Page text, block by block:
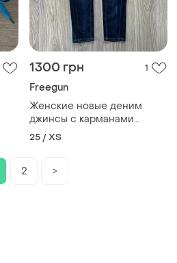
1300 грн 1
Freegun
Женские новые деним
джинсы с карманами
freeman
25 / XS
2 >